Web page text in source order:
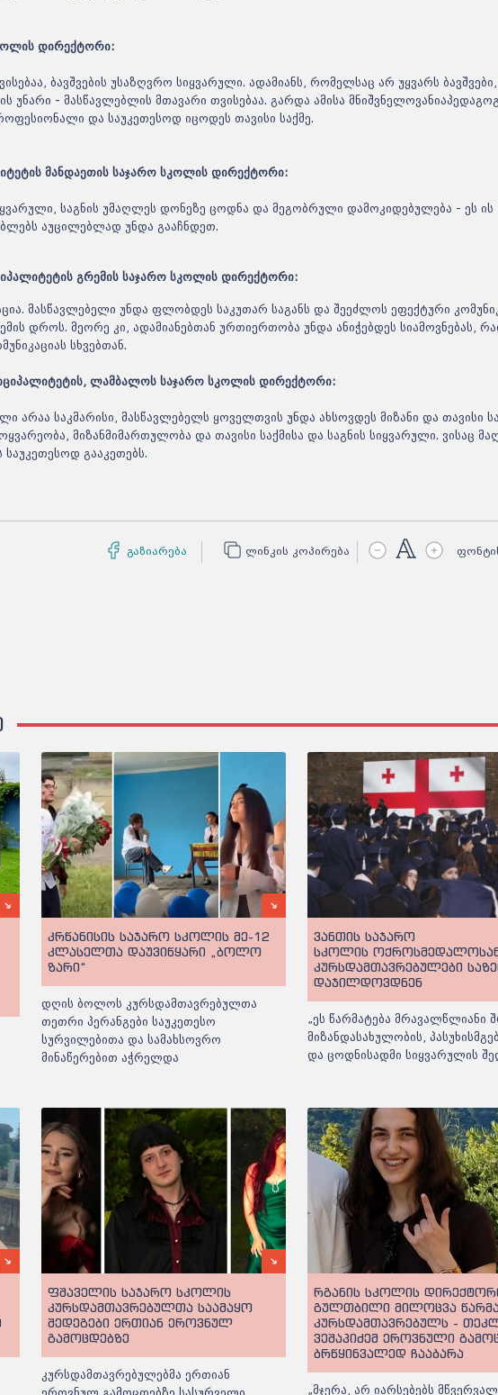
დირექტორი:
ბავშვების უსაზღვრო სიყვარული. ადამიანს, რომელსაც არ უყვარს ბავშვები,
უნარი - მასწავლებლის მთავარი თვისებაა. გარდა ამისა
და საუკეთესოდ იცოდეს თავისი საქმე.
მანდაეთის საჯარო სკოლის დირექტორი:
საგნის უმაღლეს დონეზე ცოდნა და მეგობრული დამოკიდებულება - ეს ის
აუცილებლად უნდა გააჩნდეთ.
გრემის საჯარო სკოლის დირექტორი:
მასწავლებელი უნდა ფლობდეს საკუთარ საგანს და შეეძლოს ეფექტური
დროს. მეორე კი, ადამიანებთან ურთიერთობა უნდა ანიჭებდეს სიამოვნებას,
სხვებთან.
ლამბალოს საჯარო სკოლის დირექტორი:
არაა საკმარისი, მასწავლებელს ყოველთვის უნდა ახსოვდეს მიზანი და თავისი
მიზანმიმართულობა და თავისი საქმისა და საგნის სიყვარული. ვისაც
გააკეთებს.
გაზიარება ლინკის კოპირება
კრწანისის საჯარო სკოლის მე-12
კლასელთა დაუვიწყარი „ბოლო
ზარი“
დღის ბოლოს კურსდამთავრებულთა
თეთრი პერანგები საუკეთესო
სურვილებითა და სამახსოვრო
მინაწერებით აჭრელდა
ვანთის საჯარო
სკოლის
კურსდამთავრებულები
დაჯილდოვდნენ
„ეს წარმატება მრავალწლიანი
მიზანდასახულობის,
და ცოდნისადმი სიყვარულის
ფშაველის საჯარო სკოლის
კურსდამთავრებულთა საამაყო
შედეგები ერთიან ეროვნულ
გამოცდებზე
კურსდამთავრებულებმა ერთიან
რგანის სკოლის
გულთბილი მილოცვა
კურსდამთავრებულს -
ვეშაპიძემ ეროვნული
ბრწყინვალედ ჩააბარა
„მჯერა, არ იარსებებს
ახალი
ბაღებში
-